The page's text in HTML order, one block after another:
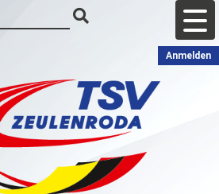
Anmelden